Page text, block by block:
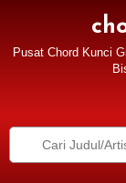
Pusat Chord Kunci